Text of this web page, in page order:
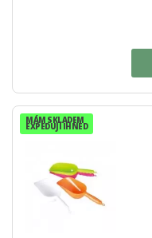
MÁM SKLADEM
EXPEDUJI IHNED